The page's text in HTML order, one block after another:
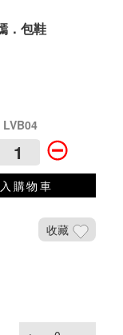
．包鞋
LVB04
購物車
收藏